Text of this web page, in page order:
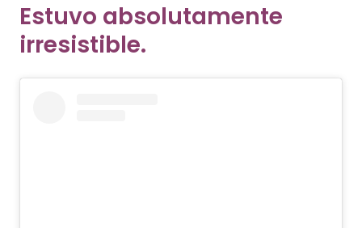
Estuvo absolutamente
irresistible.